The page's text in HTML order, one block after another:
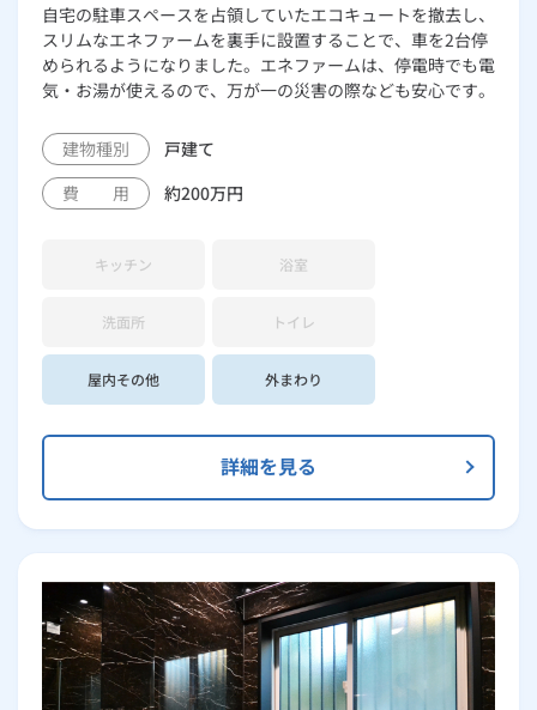
自宅の駐車スペースを占領していたエコキュートを撤去し、
スリムなエネファームを裏手に設置することで、車を2台停
められるようになりました。エネファームは、停電時でも電
気・お湯が使えるので、万が一の災害の際なども安心です。
建物種別
戸建て
費 用
約200万円
キッチン 浴室
洗面所 トイレ
屋内その他 外まわり
詳細を見る